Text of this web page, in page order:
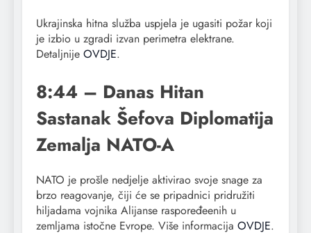
Ukrajinska hitna služba uspjela je ugasiti požar koji
je izbio u zgradi izvan perimetra elektrane.
Detaljnije OVDJE.
8:44 – Danas Hitan
Sastanak Šefova Diplomatija
Zemalja NATO-A
NATO je prošle nedjelje aktivirao svoje snage za
brzo reagovanje, čiji će se pripadnici pridružiti
hiljadama vojnika Alijanse raspoređeenih u
zemljama istočne Evrope. Više informacija OVDJE.